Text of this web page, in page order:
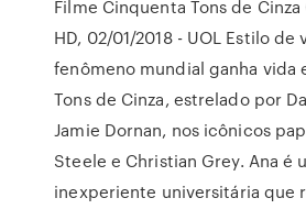
Filme Cinquenta Tons de
HD, 02/01/2018 - UOL Estilo de
fenômeno mundial ganha vida
Tons de Cinza, estrelado por
Jamie Dornan, nos icônicos
Steele e Christian Grey. Ana é
inexperiente universitária que